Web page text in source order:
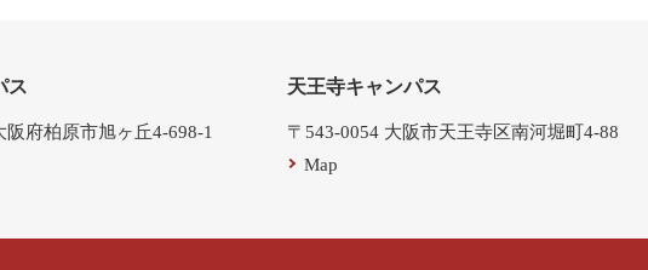
ス
阪府柏原市旭ヶ丘4-698-1
天王寺キャンパス
〒543-0054 大阪市天王寺区南河堀町4-88
Map